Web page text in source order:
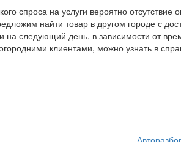
спроса на услуги вероятно
найти товар в другом городе с
на следующий день, в зависимости от
клиентами, можно узнать в